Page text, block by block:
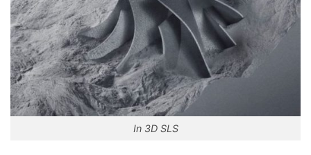
In 3D SLS